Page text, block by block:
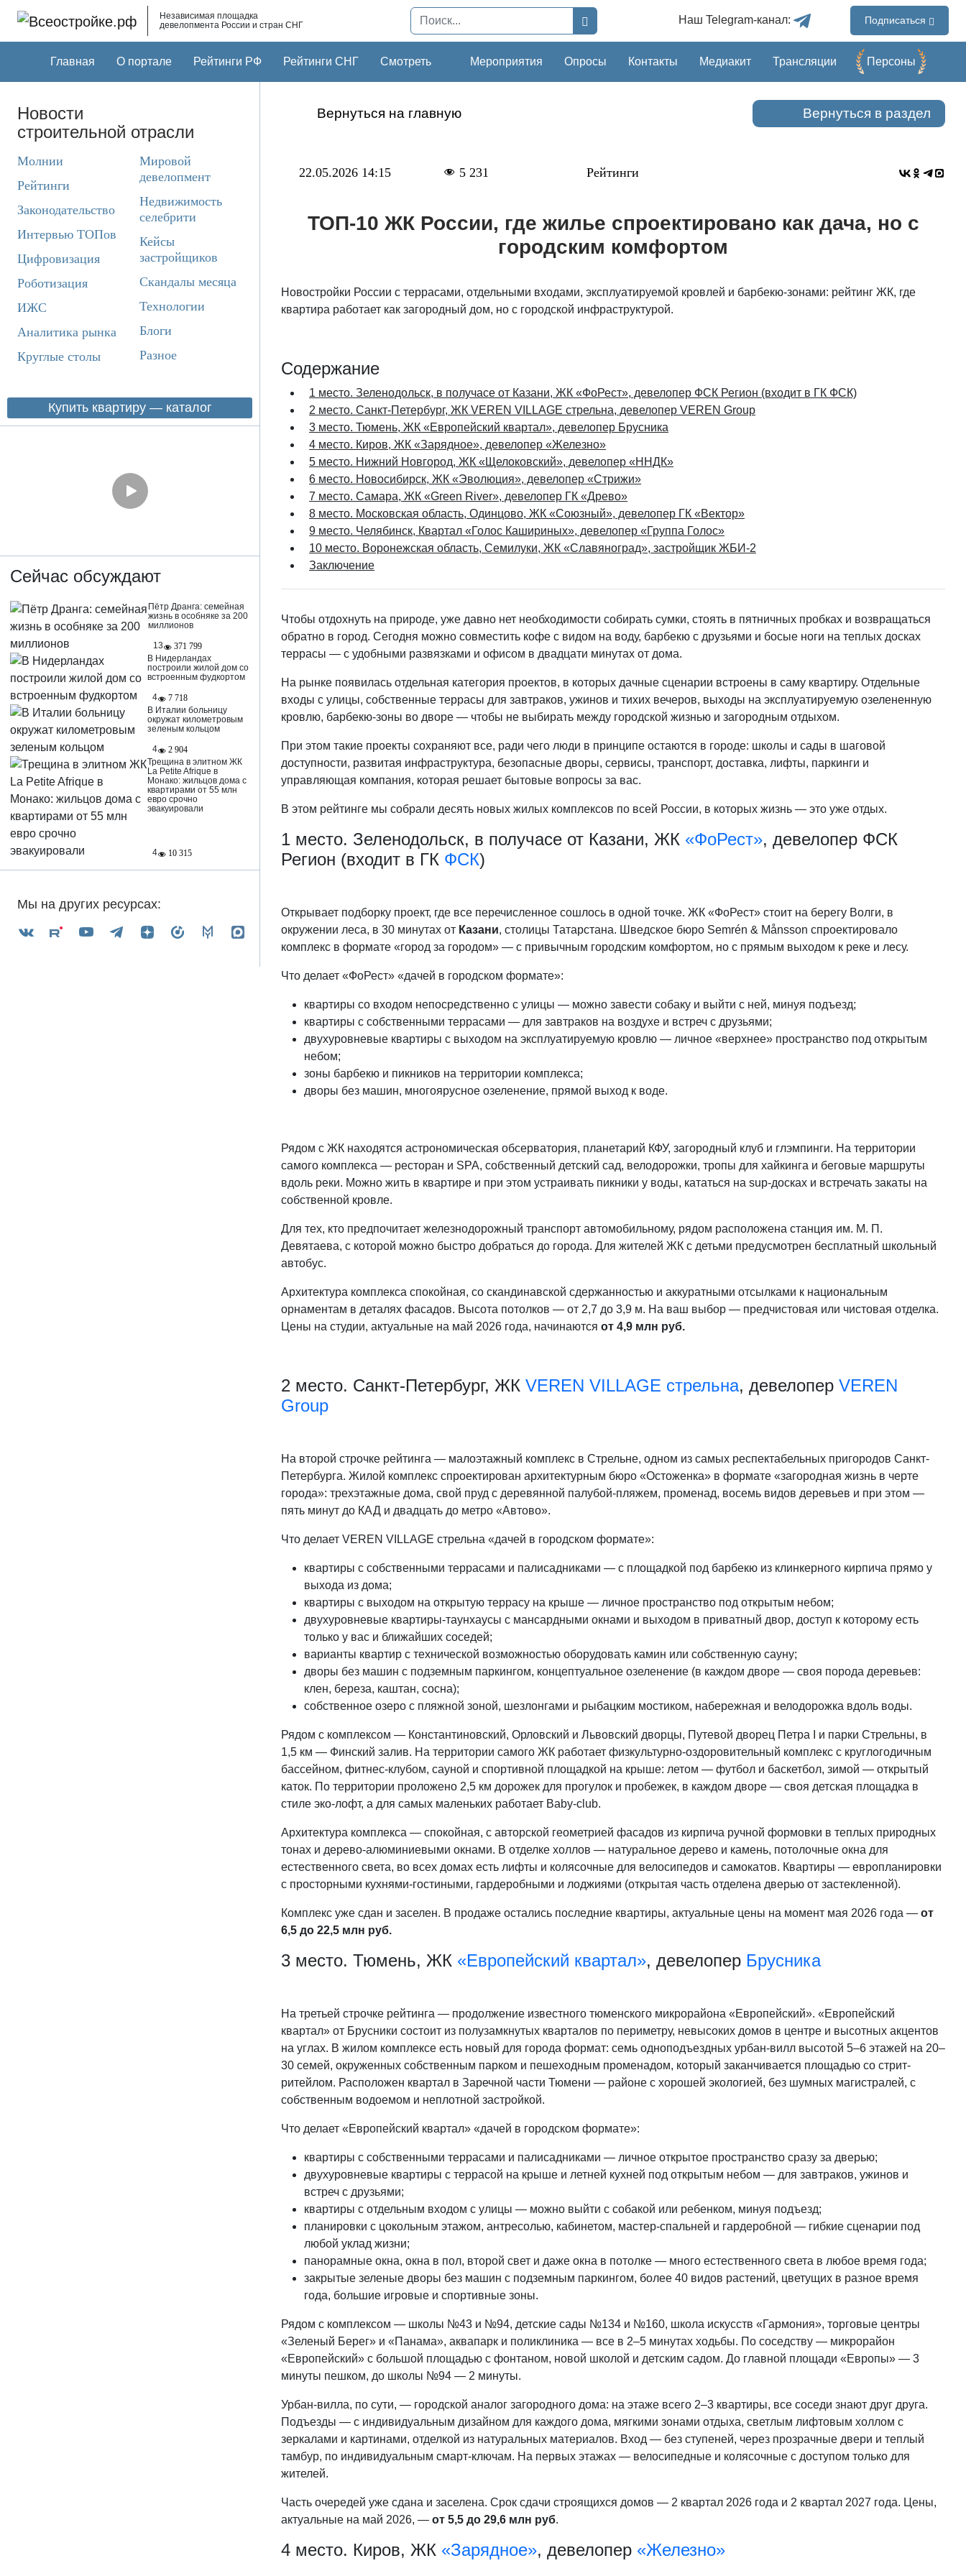
Независимая площадка
девелопмента России и стран СНГ
Наш Telegram-канал: Подписаться
Главная О портале Рейтинги РФ Рейтинги СНГ Смотреть Мероприятия Опросы Контакты Медиакит Трансляции Перcоны
Новости
строительной отрасли
Молнии
Рейтинги
Законодательство
Интервью ТОПов
Цифровизация
Роботизация
ИЖС
Аналитика рынка
Круглые столы
Мировой
девелопмент
Недвижимость
селебрити
Кейсы
застройщиков
Скандалы месяца
Технологии
Блоги
Разное
Купить квартиру — каталог
Сейчас обсуждают
Пётр Дранга: семейная
жизнь в особняке за 200
миллионов
13
371 799
В Нидерландах
построили жилой дом со
встроенным фудкортом
4
7 718
В Италии больницу
окружат километровым
зеленым кольцом
4
2 904
Трещина в элитном ЖК
La Petite Afrique в
Монако: жильцов дома с
квартирами от 55 млн
евро срочно
эвакуировали
4 10 315
Мы на других ресурсах:
Вернуться на главную Вернуться в раздел
22.05.2026 14:15 5 231 Рейтинги
ТОП-10 ЖК России, где жилье спроектировано как дача, но с
городским комфортом
Новостройки России с террасами, отдельными входами, эксплуатируемой кровлей и барбекю-зонами: рейтинг ЖК, где
квартира работает как загородный дом, но с городской инфраструктурой.
Содержание
1 место. Зеленодольск, в получасе от Казани, ЖК «ФоРест», девелопер ФСК Регион (входит в ГК ФСК)
2 место. Санкт-Петербург, ЖК VEREN VILLAGE стрельна, девелопер VEREN Group
3 место. Тюмень, ЖК «Европейский квартал», девелопер Брусника
4 место. Киров, ЖК «Зарядное», девелопер «Железно»
5 место. Нижний Новгород, ЖК «Щелоковский», девелопер «ННДК»
6 место. Новосибирск, ЖК «Эволюция», девелопер «Стрижи»
7 место. Самара, ЖК «Green River», девелопер ГК «Древо»
8 место. Московская область, Одинцово, ЖК «Союзный», девелопер ГК «Вектор»
9 место. Челябинск, Квартал «Голос Кашириных», девелопер «Группа Голос»
10 место. Воронежская область, Семилуки, ЖК «Славяноград», застройщик ЖБИ-2
Заключение
Чтобы отдохнуть на природе, уже давно нет необходимости собирать сумки, стоять в пятничных пробках и возвращаться
обратно в город. Сегодня можно совместить кофе с видом на воду, барбекю с друзьями и босые ноги на теплых досках
террасы — с удобными развязками и офисом в двадцати минутах от дома.
На рынке появилась отдельная категория проектов, в которых дачные сценарии встроены в саму квартиру. Отдельные
входы с улицы, собственные террасы для завтраков, ужинов и тихих вечеров, выходы на эксплуатируемую озелененную
кровлю, барбекю-зоны во дворе — чтобы не выбирать между городской жизнью и загородным отдыхом.
При этом такие проекты сохраняют все, ради чего люди в принципе остаются в городе: школы и сады в шаговой
доступности, развитая инфраструктура, безопасные дворы, сервисы, транспорт, доставка, лифты, паркинги и
управляющая компания, которая решает бытовые вопросы за вас.
В этом рейтинге мы собрали десять новых жилых комплексов по всей России, в которых жизнь — это уже отдых.
1 место. Зеленодольск, в получасе от Казани, ЖК «ФоРест», девелопер ФСК
Регион (входит в ГК ФСК)
Открывает подборку проект, где все перечисленное сошлось в одной точке. ЖК «ФоРест» стоит на берегу Волги, в
окружении леса, в 30 минутах от Казани, столицы Татарстана. Шведское бюро Semrén & Månsson спроектировало
комплекс в формате «город за городом» — с привычным городским комфортом, но с прямым выходом к реке и лесу.
Что делает «ФоРест» «дачей в городском формате»:
квартиры со входом непосредственно с улицы — можно завести собаку и выйти с ней, минуя подъезд;
квартиры с собственными террасами — для завтраков на воздухе и встреч с друзьями;
двухуровневые квартиры с выходом на эксплуатируемую кровлю — личное «верхнее» пространство под открытым
небом;
зоны барбекю и пикников на территории комплекса;
дворы без машин, многоярусное озеленение, прямой выход к воде.
Рядом с ЖК находятся астрономическая обсерватория, планетарий КФУ, загородный клуб и глэмпинги. На территории
самого комплекса — ресторан и SPA, собственный детский сад, велодорожки, тропы для хайкинга и беговые маршруты
вдоль реки. Можно жить в квартире и при этом устраивать пикники у воды, кататься на sup-досках и встречать закаты на
собственной кровле.
Для тех, кто предпочитает железнодорожный транспорт автомобильному, рядом расположена станция им. М. П.
Девятаева, с которой можно быстро добраться до города. Для жителей ЖК с детьми предусмотрен бесплатный школьный
автобус.
Архитектура комплекса спокойная, со скандинавской сдержанностью и аккуратными отсылками к национальным
орнаментам в деталях фасадов. Высота потолков — от 2,7 до 3,9 м. На ваш выбор — предчистовая или чистовая отделка.
Цены на студии, актуальные на май 2026 года, начинаются от 4,9 млн руб.
2 место. Санкт-Петербург, ЖК VEREN VILLAGE стрельна, девелопер VEREN
Group
На второй строчке рейтинга — малоэтажный комплекс в Стрельне, одном из самых респектабельных пригородов Санкт-
Петербурга. Жилой комплекс спроектирован архитектурным бюро «Остоженка» в формате «загородная жизнь в черте
города»: трехэтажные дома, свой пруд с деревянной палубой-пляжем, променад, восемь видов деревьев и при этом —
пять минут до КАД и двадцать до метро «Автово».
Что делает VEREN VILLAGE стрельна «дачей в городском формате»:
квартиры с собственными террасами и палисадниками — с площадкой под барбекю из клинкерного кирпича прямо у
выхода из дома;
квартиры с выходом на открытую террасу на крыше — личное пространство под открытым небом;
двухуровневые квартиры-таунхаусы с мансардными окнами и выходом в приватный двор, доступ к которому есть
только у вас и ближайших соседей;
варианты квартир с технической возможностью оборудовать камин или собственную сауну;
дворы без машин с подземным паркингом, концептуальное озеленение (в каждом дворе — своя порода деревьев:
клен, береза, каштан, сосна);
собственное озеро с пляжной зоной, шезлонгами и рыбацким мостиком, набережная и велодорожка вдоль воды.
Рядом с комплексом — Константиновский, Орловский и Львовский дворцы, Путевой дворец Петра I и парки Стрельны, в
1,5 км — Финский залив. На территории самого ЖК работает физкультурно-оздоровительный комплекс с круглогодичным
бассейном, фитнес-клубом, сауной и спортивной площадкой на крыше: летом — футбол и баскетбол, зимой — открытый
каток. По территории проложено 2,5 км дорожек для прогулок и пробежек, в каждом дворе — своя детская площадка в
стиле эко-лофт, а для самых маленьких работает Baby-club.
Архитектура комплекса — спокойная, с авторской геометрией фасадов из кирпича ручной формовки в теплых природных
тонах и дерево-алюминиевыми окнами. В отделке холлов — натуральное дерево и камень, потолочные окна для
естественного света, во всех домах есть лифты и колясочные для велосипедов и самокатов. Квартиры — европланировки
с просторными кухнями-гостиными, гардеробными и лоджиями (открытая часть отделена дверью от застекленной).
Комплекс уже сдан и заселен. В продаже остались последние квартиры, актуальные цены на момент мая 2026 года — от
6,5 до 22,5 млн руб.
3 место. Тюмень, ЖК «Европейский квартал», девелопер Брусника
На третьей строчке рейтинга — продолжение известного тюменского микрорайона «Европейский». «Европейский
квартал» от Брусники состоит из полузамкнутых кварталов по периметру, невысоких домов в центре и высотных акцентов
на углах. В жилом комплексе есть новый для города формат: семь одноподъездных урбан-вилл высотой 5–6 этажей на 20–
30 семей, окруженных собственным парком и пешеходным променадом, который заканчивается площадью со стрит-
ритейлом. Расположен квартал в Заречной части Тюмени — районе с хорошей экологией, без шумных магистралей, с
собственным водоемом и неплотной застройкой.
Что делает «Европейский квартал» «дачей в городском формате»:
квартиры с собственными террасами и палисадниками — личное открытое пространство сразу за дверью;
двухуровневые квартиры с террасой на крыше и летней кухней под открытым небом — для завтраков, ужинов и
встреч с друзьями;
квартиры с отдельным входом с улицы — можно выйти с собакой или ребенком, минуя подъезд;
планировки с цокольным этажом, антресолью, кабинетом, мастер-спальней и гардеробной — гибкие сценарии под
любой уклад жизни;
панорамные окна, окна в пол, второй свет и даже окна в потолке — много естественного света в любое время года;
закрытые зеленые дворы без машин с подземным паркингом, более 40 видов растений, цветущих в разное время
года, большие игровые и спортивные зоны.
Рядом с комплексом — школы №43 и №94, детские сады №134 и №160, школа искусств «Гармония», торговые центры
«Зеленый Берег» и «Панама», аквапарк и поликлиника — все в 2–5 минутах ходьбы. По соседству — микрорайон
«Европейский» с большой площадью с фонтаном, новой школой и детским садом. До главной площади «Европы» — 3
минуты пешком, до школы №94 — 2 минуты.
Урбан-вилла, по сути, — городской аналог загородного дома: на этаже всего 2–3 квартиры, все соседи знают друг друга.
Подъезды — с индивидуальным дизайном для каждого дома, мягкими зонами отдыха, светлым лифтовым холлом с
зеркалами и картинами, отделкой из натуральных материалов. Вход — без ступеней, через прозрачные двери и теплый
тамбур, по индивидуальным смарт-ключам. На первых этажах — велосипедные и колясочные с доступом только для
жителей.
Часть очередей уже сдана и заселена. Срок сдачи строящихся домов — 2 квартал 2026 года и 2 квартал 2027 года. Цены,
актуальные на май 2026, — от 5,5 до 29,6 млн руб.
4 место. Киров, ЖК «Зарядное», девелопер «Железно»